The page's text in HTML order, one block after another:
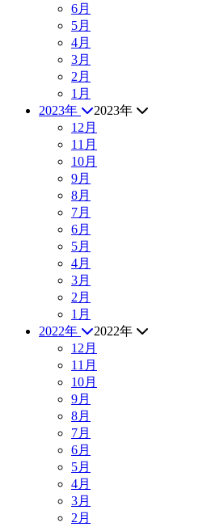
6月
5月
4月
3月
2月
1月
2023年
2023年
12月
11月
10月
9月
8月
7月
6月
5月
4月
3月
2月
1月
2022年
2022年
12月
11月
10月
9月
8月
7月
6月
5月
4月
3月
2月